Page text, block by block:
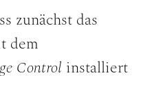
zunächst das
dem
Control installiert